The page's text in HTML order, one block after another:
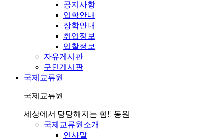
공지사항
입학안내
장학안내
취업정보
입찰정보
자유게시판
구인게시판
국제교류원
국제교류원
세상에서 당당해지는 힘!! 동원
국제교류원소개
인사말